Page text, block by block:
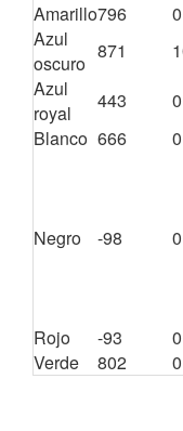
Amarillo796 0
Azul
oscuro
871
Azul
royal
443 0
Blanco 666 0
Negro -98 0
Rojo -93 0
Verde
802 0